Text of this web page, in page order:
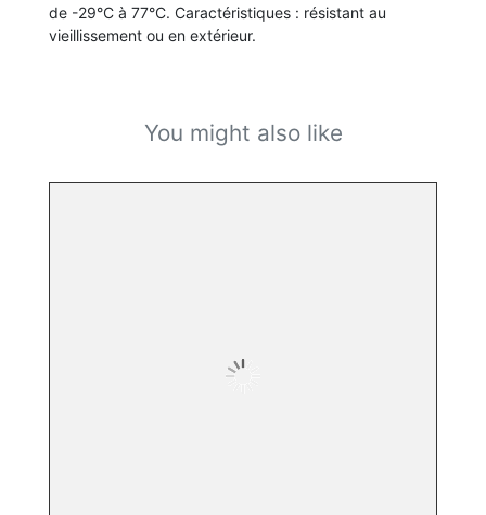
de -29°C à 77°C. Caractéristiques : résistant au
vieillissement ou en extérieur.
You might also like